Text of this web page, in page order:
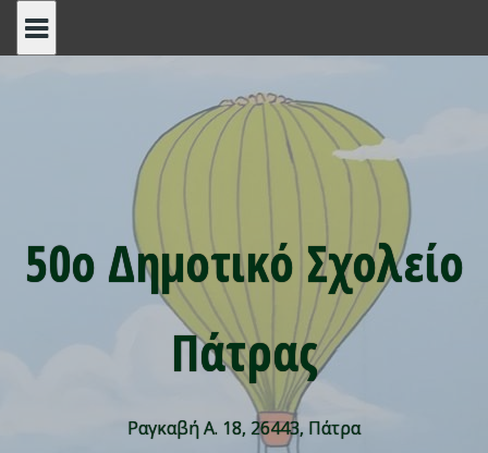
50ο Δημοτικό Σχολείο
Πάτρας
Ραγκαβή Α. 18, 26443, Πάτρα